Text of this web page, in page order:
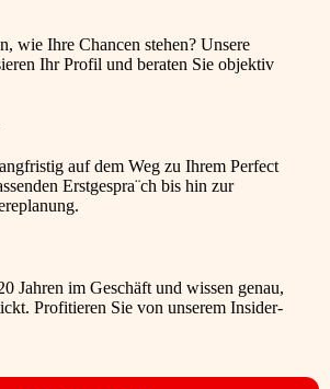
wie Ihre Chancen stehen? Unsere
Ihr Profil und beraten Sie objektiv
auf dem Weg zu Ihrem Perfect
Erstgespra¨ch bis hin zur
Jahren im Geschäft und wissen genau,
Profitieren Sie von unserem Insider-